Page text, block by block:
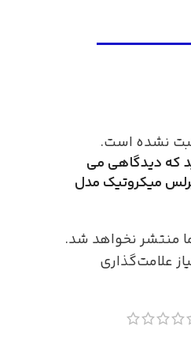
نشده است.
که دیدگاهی می
میکروتیک مدل
منتشر نخواهد شد.
علامت‌گذاری